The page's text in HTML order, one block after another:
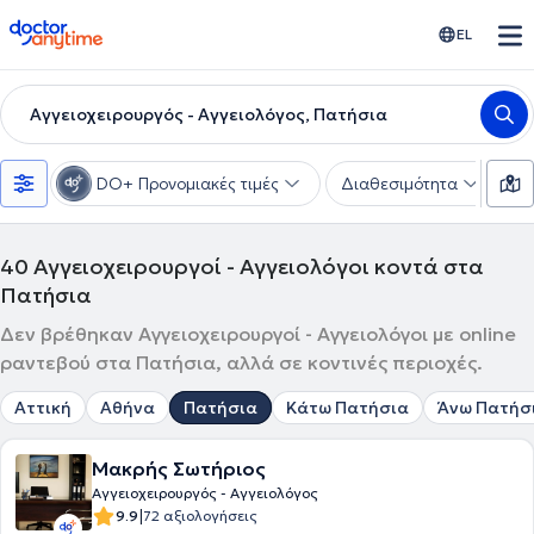
doctoranytime EL
Αγγειοχειρουργός - Αγγειολόγος, Πατήσια
DO+ Προνομιακές τιμές Διαθεσιμότητα
40 Αγγειοχειρουργοί - Αγγειολόγοι κοντά στα
Πατήσια
Δεν βρέθηκαν Αγγειοχειρουργοί - Αγγειολόγοι με online
ραντεβού στα Πατήσια, αλλά σε κοντινές περιοχές.
Αττική Αθήνα Πατήσια Κάτω Πατήσια Άνω
Μακρής Σωτήριος
Αγγειοχειρουργός - Αγγειολόγος
9.9|72 αξιολογήσεις